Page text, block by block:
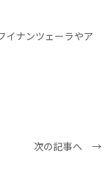
イナンツェーラやア
次の記事へ →